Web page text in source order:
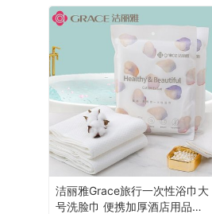
洁丽雅Grace旅行一次性浴巾大
号洗脸巾 便携加厚酒店用品洗